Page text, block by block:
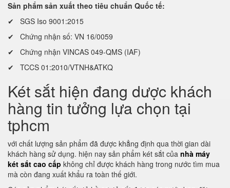
Sản phẩm sản xuất theo tiêu chuẩn Quốc tế:
✔ SGS Iso 9001:2015
✔ Chứng nhận số: VN 16/0059
✔ Chứng nhận VINCAS 049-QMS (IAF)
✔ TCCS 01:2010/VTNH&ATKQ
Két sắt hiện đang dược khách
hàng tin tưởng lựa chọn tại
tphcm
với chất lượng sản phẩm đã được khẳng định qua thời gian dài
khách hàng sử dụng. hiện nay sản phẩm két sắt của nhà máy
két sắt cao cấp không chỉ được khách hàng trong nước tìm mua
mà còn đang xuất khẩu ra toàn thế giới.